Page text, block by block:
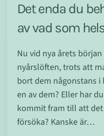
Det enda du
av vad som
Nu vid nya årets
nyårslöften, trots att
bort dem någonstans i
en av dem? Eller har
kommit fram till att
försöka? Kanske är…